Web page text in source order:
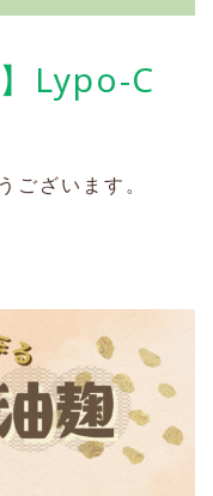
Lypo-C
ございます。